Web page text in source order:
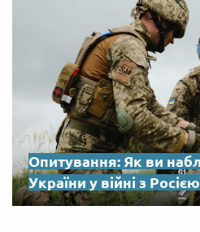
Опитування: Як ви
України у війні з